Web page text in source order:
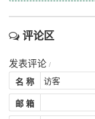
评论区
发表评论 /
名 称
邮 箱